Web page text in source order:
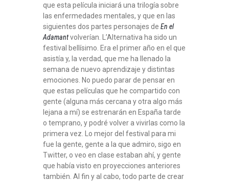
que esta película iniciará una trilogía sobre
las enfermedades mentales, y que en las
siguientes dos partes personajes de En el
Adamantvolverían. L’Alternativa ha sido un
festival bellísimo. Era el primer año en el que
asistía y, la verdad, que me ha llenado la
semana de nuevo aprendizaje y distintas
emociones. No puedo parar de pensar en
que estas películas que he compartido con
gente (alguna más cercana y otra algo más
lejana a mí) se estrenarán en España tarde
o temprano, y podré volver a vivirlas como la
primera vez. Lo mejor del festival para mi
fue la gente, gente a la que admiro, sigo en
Twitter, o veo en clase estaban ahí, y gente
que había visto en proyecciones anteriores
también. Al fin y al cabo, todo parte de crear